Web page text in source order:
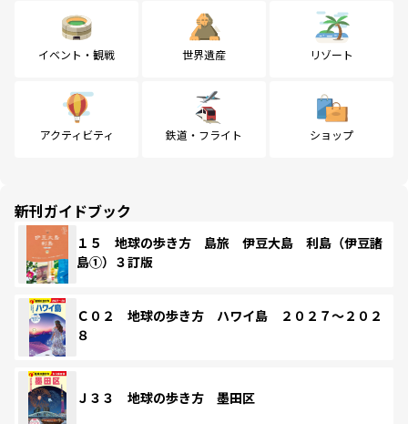
イベント・観戦 世界遺産 リゾート
アクティビティ 鉄道・フライト ショップ
新刊ガイドブック
１５ 地球の歩き方 島旅 伊豆大島 利島（伊豆諸
島①）３訂版
Ｃ０２ 地球の歩き方 ハワイ島 ２０２７～２０２
８
Ｊ３３ 地球の歩き方 墨田区